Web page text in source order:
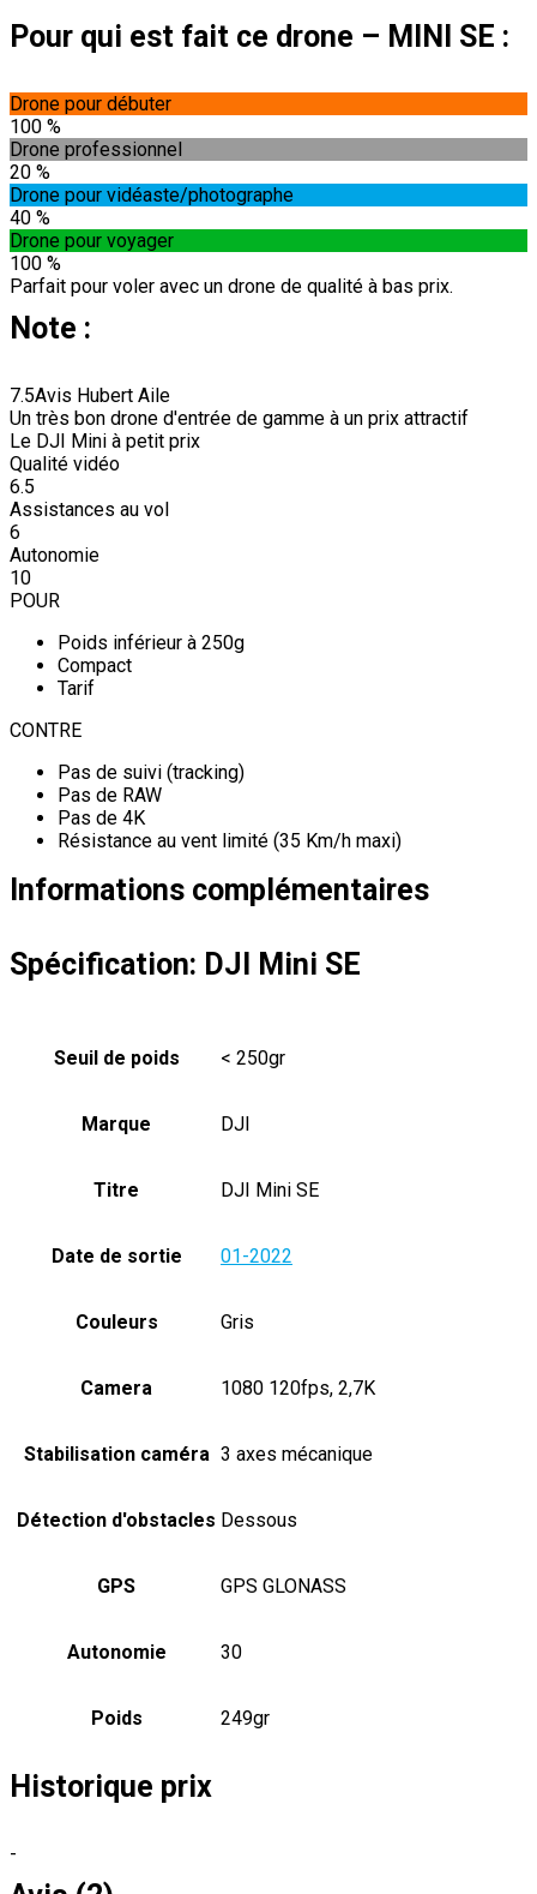
Pour qui est fait ce drone – MINI SE :
Drone pour débuter
100 %
Drone professionnel
20 %
Drone pour vidéaste/photographe
40 %
Drone pour voyager
100 %
Parfait pour voler avec un drone de qualité à bas prix.
Note :
7.5Avis Hubert Aile
Un très bon drone d'entrée de gamme à un prix attractif
Le DJI Mini à petit prix
Qualité vidéo
6.5
Assistances au vol
6
Autonomie
10
POUR
Poids inférieur à 250g
Compact
Tarif
CONTRE
Pas de suivi (tracking)
Pas de RAW
Pas de 4K
Résistance au vent limité (35 Km/h maxi)
Informations complémentaires
Spécification: DJI Mini SE
Seuil de poids < 250gr
Marque DJI
Titre DJI Mini SE
Date de sortie 01-2022
Couleurs Gris
Camera 1080 120fps, 2,7K
Stabilisation caméra 3 axes mécanique
Détection d'obstacles Dessous
GPS GPS GLONASS
Autonomie 30
Poids 249gr
Historique prix
-